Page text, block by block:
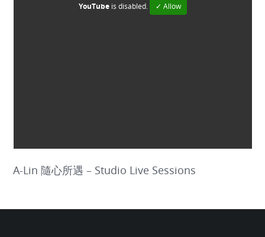
YouTubeis disabled. ✓ Allow
A-Lin 隨心所遇 – Studio Live Sessions